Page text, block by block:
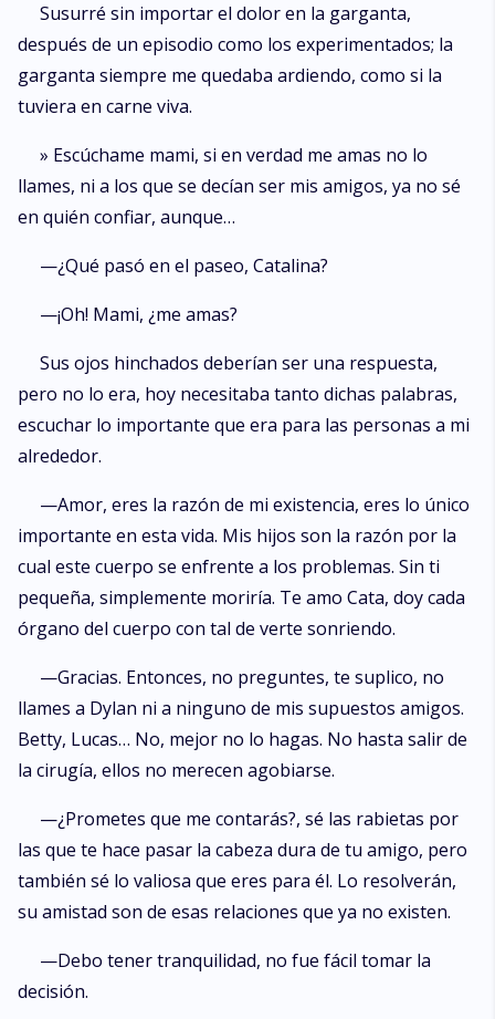
Susurré sin importar el dolor en la garganta,
después de un episodio como los experimentados; la
garganta siempre me quedaba ardiendo, como si la
tuviera en carne viva.
» Escúchame mami, si en verdad me amas no lo
llames, ni a los que se decían ser mis amigos, ya no sé
en quién confiar, aunque…
—¿Qué pasó en el paseo, Catalina?
—¡Oh! Mami, ¿me amas?
Sus ojos hinchados deberían ser una respuesta,
pero no lo era, hoy necesitaba tanto dichas palabras,
escuchar lo importante que era para las personas a mi
alrededor.
—Amor, eres la razón de mi existencia, eres lo único
importante en esta vida. Mis hijos son la razón por la
cual este cuerpo se enfrente a los problemas. Sin ti
pequeña, simplemente moriría. Te amo Cata, doy cada
órgano del cuerpo con tal de verte sonriendo.
—Gracias. Entonces, no preguntes, te suplico, no
llames a Dylan ni a ninguno de mis supuestos amigos.
Betty, Lucas… No, mejor no lo hagas. No hasta salir de
la cirugía, ellos no merecen agobiarse.
—¿Prometes que me contarás?, sé las rabietas por
las que te hace pasar la cabeza dura de tu amigo, pero
también sé lo valiosa que eres para él. Lo resolverán,
su amistad son de esas relaciones que ya no existen.
—Debo tener tranquilidad, no fue fácil tomar la
decisión.